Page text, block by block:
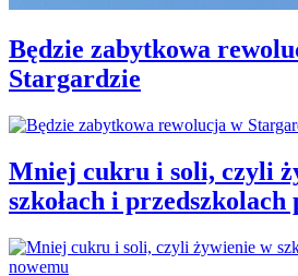
Będzie zabytkowa
Stargardzie
Mniej cukru i soli, czyli
szkołach i przedszkolach